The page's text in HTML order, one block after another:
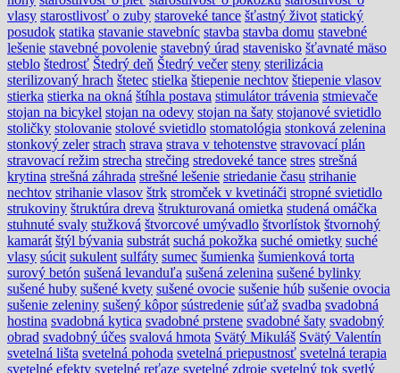
vlasy starostlivosť o zuby staroveké tance šťastný život statický
posudok statika stavanie stavebníc stavba stavba domu stavebné
lešenie stavebné povolenie stavebný úrad stavenisko šťavnaté mäso
steblo štedrosť Štedrý deň Štedrý večer steny sterilizácia
sterilizovaný hrach štetec stielka štiepenie nechtov štiepenie vlasov
stierka stierka na okná štíhla postava stimulátor trávenia stmievače
stojan na bicykel stojan na odevy stojan na šaty stojanové svietidlo
stoličky stolovanie stolové svietidlo stomatológia stonková zelenina
stonkový zeler strach strava strava v tehotenstve stravovací plán
stravovací režim strecha strečing stredoveké tance stres strešná
krytina strešná záhrada strešné lešenie striedanie času strihanie
nechtov strihanie vlasov štrk stromček v kvetináči stropné svietidlo
strukoviny štruktúra dreva štrukturovaná omietka studená omáčka
stuhnuté svaly stužková štvorcové umývadlo štvorlístok štvornohý
kamarát štýl bývania substrát suchá pokožka suché omietky suché
vlasy súcit sukulent sulfáty sumec šumienka šumienková torta
surový betón sušená levanduľa sušená zelenina sušené bylinky
sušené huby sušené kvety sušené ovocie sušenie húb sušenie ovocia
sušenie zeleniny sušený kôpor sústredenie súťaž svadba svadobná
hostina svadobná kytica svadobné prstene svadobné šaty svadobný
obrad svadobný účes svalová hmota Svätý Mikuláš Svätý Valentín
svetelná lišta svetelná pohoda svetelná priepustnosť svetelná terapia
svetelné efekty svetelné reťaze svetelné zdroje svetelný tok svetlý